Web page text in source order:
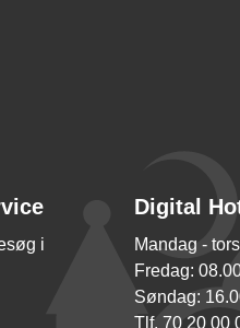
i
Digital
Mandag -
Fredag:
Søndag:
Tlf. 70 20 00